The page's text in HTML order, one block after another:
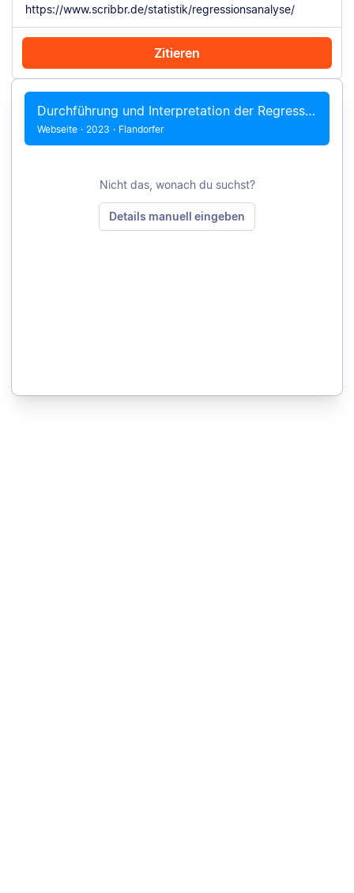
Zitieren
Mit Chrome zitieren Manuell zitieren
Durchführung und Interpretation der Regressionsanalyse
Webseite · 2023 · Flandorfer
Nicht das, wonach du suchst?
Details manuell eingeben